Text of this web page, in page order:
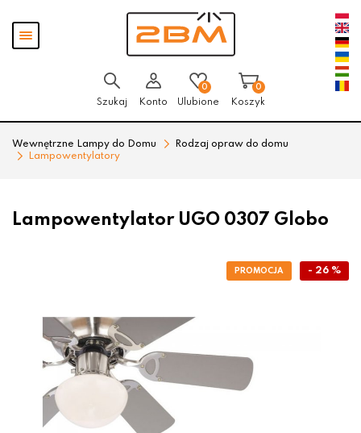
Pokaż
menu
Szukaj Konto
0
Ulubione
0
Koszyk
Wewnętrzne Lampy do Domu
Rodzaj opraw do domu
Lampowentylatory
Lampowentylator UGO 0307 Globo
- 26 %